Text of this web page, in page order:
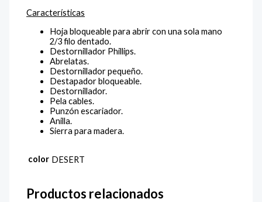
Características
Hoja bloqueable para abrir con una sola mano
2/3 filo dentado.
Destornillador Phillips.
Abrelatas.
Destornillador pequeño.
Destapador bloqueable.
Destornillador.
Pela cables.
Punzón escariador.
Anilla.
Sierra para madera.
color DESERT
Productos relacionados